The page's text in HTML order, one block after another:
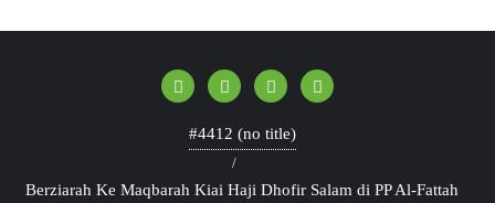
#4412 (no title)
Berziarah Ke Maqbarah Kiai Haji Dhofir Salam di PP Al-Fattah